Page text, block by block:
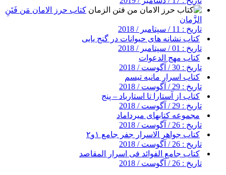
کتاب حرز الامان مَن فَتَنِ
الزَّمان
تاریخ : 11 / سپتامبر / 2018
کتاب نشانه های حیوانات در گنج یابی
تاریخ : 01 / سپتامبر / 2018
کتاب مهج الدعوات
تاریخ : 30 / آگوست / 2018
کتاب اسرار مانیه تیسم
تاریخ : 29 / آگوست / 2018
کتاب از آستارا تا استارباد – پنج
تاریخ : 29 / آگوست / 2018
مجموعه کتابهای میرداماد
تاریخ : 26 / آگوست / 2018
کتاب جواهر الاسرار جفر جامع ۱و۲
تاریخ : 26 / آگوست / 2018
کتاب جامع الفوائد فی اسرار المقاصد
تاریخ : 26 / آگوست / 2018